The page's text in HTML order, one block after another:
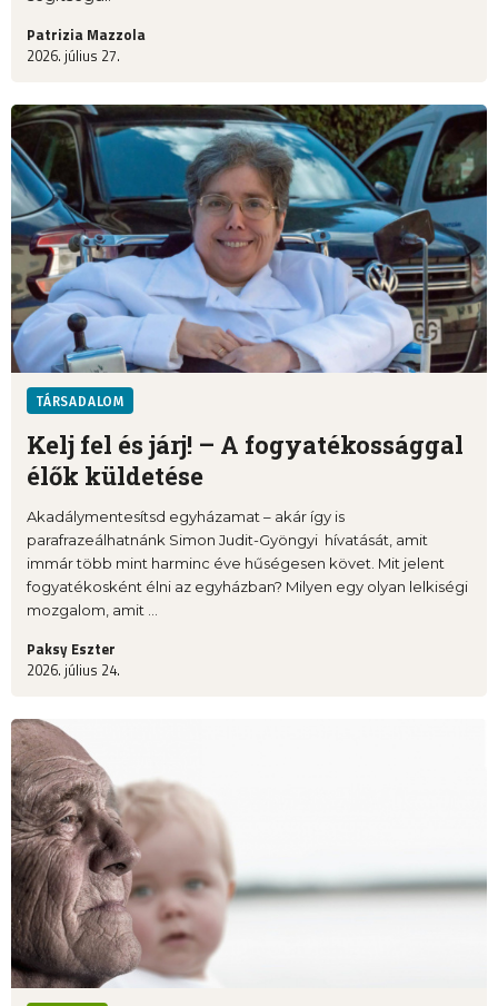
Patrizia Mazzola
2026. július 27.
TÁRSADALOM
Kelj fel és járj! – A fogyatékossággal
élők küldetése
Akadálymentesítsd egyházamat – akár így is
parafrazeálhatnánk Simon Judit-Gyöngyi hívatását, amit
immár több mint harminc éve hűségesen követ. Mit jelent
fogyatékosként élni az egyházban? Milyen egy olyan lelkiségi
mozgalom, amit ...
Paksy Eszter
2026. július 24.